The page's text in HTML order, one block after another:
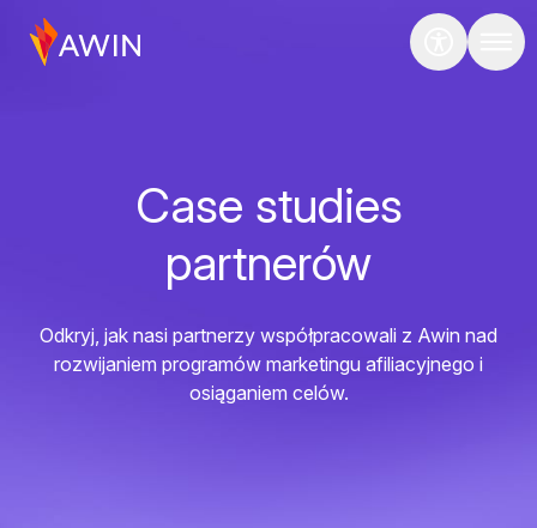
Case studies
partnerów
Odkryj, jak nasi partnerzy współpracowali z Awin nad
rozwijaniem programów marketingu afiliacyjnego i
osiąganiem celów.